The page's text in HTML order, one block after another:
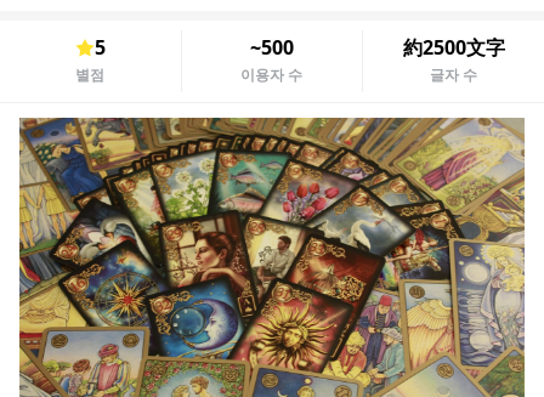
5
별점
~500
이용자 수
約2500文字
글자 수